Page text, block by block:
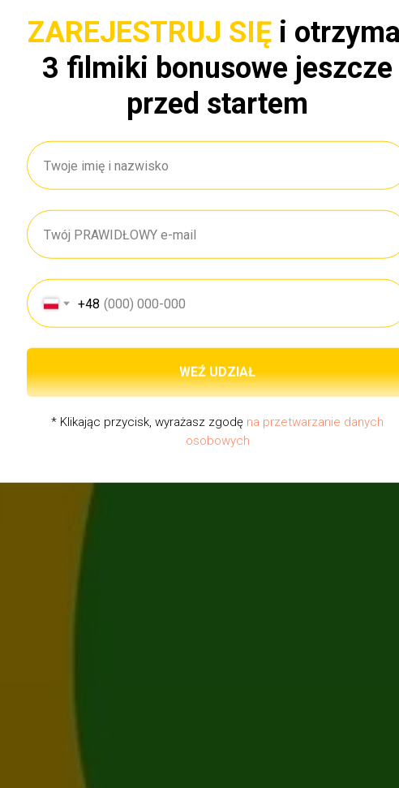
ZAREJESTRUJ SIĘi
3 filmiki bonusowe jeszcze
przed startem
+48
WEŹ UDZIAŁ
* Klikając przycisk, wyrażasz zgodę na przetwarzanie danych
osobowych